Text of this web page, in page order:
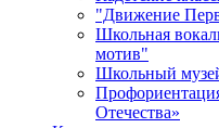
"Движение
Школьная
мотив"
Школьный
Отечества»